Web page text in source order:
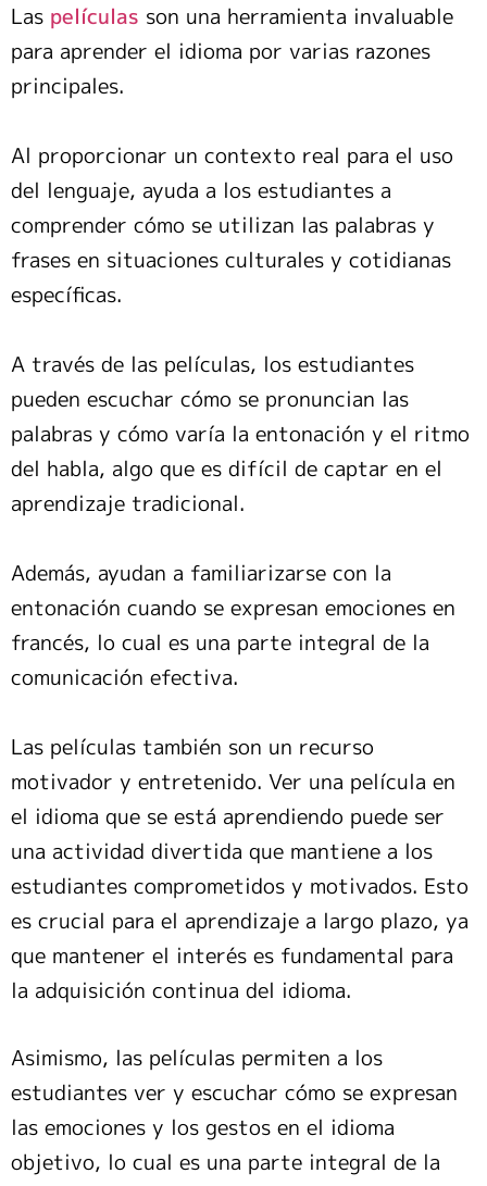
Las películas son una herramienta invaluable
para aprender el idioma por varias razones
principales.
Al proporcionar un contexto real para el uso
del lenguaje, ayuda a los estudiantes a
comprender cómo se utilizan las palabras y
frases en situaciones culturales y cotidianas
específicas.
A través de las películas, los estudiantes
pueden escuchar cómo se pronuncian las
palabras y cómo varía la entonación y el ritmo
del habla, algo que es difícil de captar en el
aprendizaje tradicional.
Además, ayudan a familiarizarse con la
entonación cuando se expresan emociones en
francés, lo cual es una parte integral de la
comunicación efectiva.
Las películas también son un recurso
motivador y entretenido. Ver una película en
el idioma que se está aprendiendo puede ser
una actividad divertida que mantiene a los
estudiantes comprometidos y motivados. Esto
es crucial para el aprendizaje a largo plazo, ya
que mantener el interés es fundamental para
la adquisición continua del idioma.
Asimismo, las películas permiten a los
estudiantes ver y escuchar cómo se expresan
las emociones y los gestos en el idioma
objetivo, lo cual es una parte integral de la